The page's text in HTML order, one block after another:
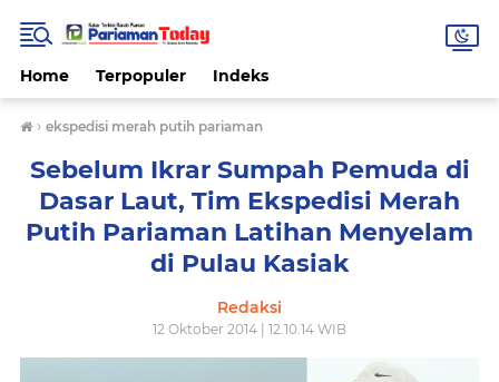
Home Terpopuler Indeks
› ekspedisi merah putih pariaman
Sebelum Ikrar Sumpah Pemuda di
Dasar Laut, Tim Ekspedisi Merah
Putih Pariaman Latihan Menyelam
di Pulau Kasiak
Redaksi
12 Oktober 2014 | 12.10.14 WIB